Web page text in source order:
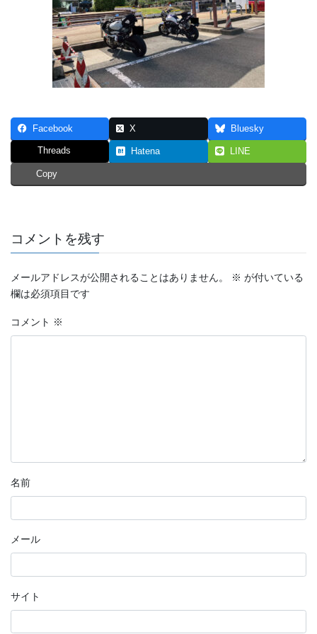
Facebook X Bluesky
Threads Hatena LINE
Copy
コメントを残す
メールアドレスが公開されることはありません。 ※ が付いている
欄は必須項目です
コメント ※
名前
メール
サイト